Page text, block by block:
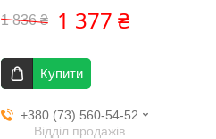
1 836 ₴ 1 377 ₴
Купити
+380 (73) 560-54-52
Відділ продажів